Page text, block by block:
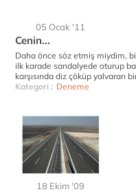
05 Ocak '11
Cenin...
Daha önce söz etmiş miydim,
ilk karade sandalyede oturup
karşısında diz çöküp yalvaran
Kategori : Deneme
18 Ekim '09